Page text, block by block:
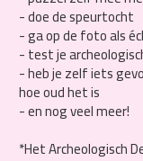
- doe de speurtocht
- ga op de foto als
- test je
- heb je zelf iets
hoe oud het is
- en nog veel meer!
*Het Archeologisch